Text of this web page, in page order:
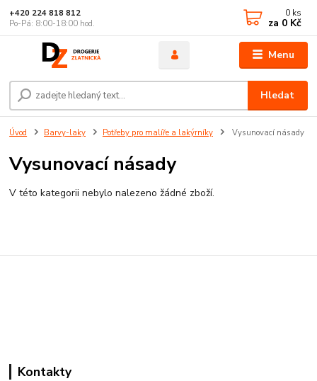
Menu
Hledat
+420 224 818 812
Po-Pá: 8:00-18:00 hod.
0 ks
za 0 Kč
Úvod Barvy-laky Potřeby pro malíře a lakýrníky Vysunovací násady
Vysunovací násady
V této kategorii nebylo nalezeno žádné zboží.
Kontakty